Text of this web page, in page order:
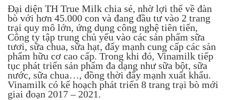
Đại diện TH True Milk chia sẻ, nhờ lợi thế về đàn
bò với hơn 45.000 con và đang đầu tư vào 2 trang
trại quy mô lớn, ứng dụng công nghệ tiên tiến,
Công ty tập trung chủ yếu vào các sản phẩm sữa
tươi, sữa chua, sữa hạt, đẩy mạnh cung cấp các sản
phẩm hữu cơ cao cấp. Trong khi đó, Vinamilk tiếp
tục phát triển sản phẩm đa dạng như sữa bột, sữa
nước, sữa chua…, đồng thời đẩy mạnh xuất khẩu.
Vinamilk có kế hoạch phát triển 8 trang trại bò mới
giai đoạn 2017 – 2021.